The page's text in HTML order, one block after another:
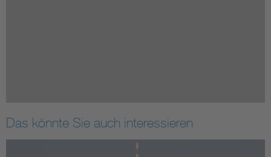
Das könnte Sie auch interessieren